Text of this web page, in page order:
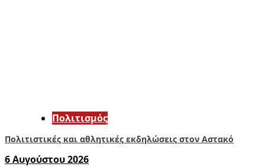
Πολιτισμός
Πολιτιστικές και αθλητικές εκδηλώσεις στον Αστακό
6 Αυγούστου 2026